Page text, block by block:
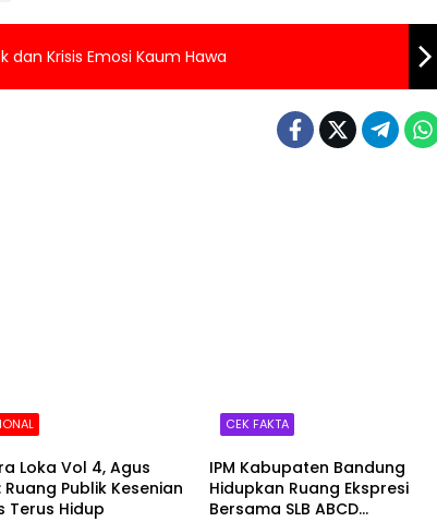
dan Krisis Emosi Kaum Hawa
Loka Vol 4, Agus
Ruang Publik Kesenian
Terus Hidup
CEK FAKTA
IPM Kabupaten Bandung
Hidupkan Ruang Ekspresi
Bersama SLB ABCD